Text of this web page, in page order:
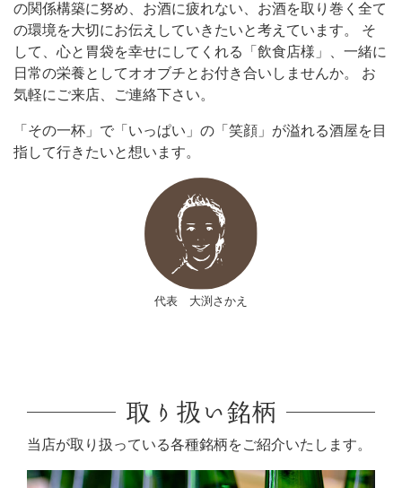
の関係構築に努め、お酒に疲れない、お酒を取り巻く全て
の環境を大切にお伝えしていきたいと考えています。 そ
して、心と胃袋を幸せにしてくれる「飲食店様」、一緒に
日常の栄養としてオオブチとお付き合いしませんか。 お
気軽にご来店、ご連絡下さい。
「その一杯」で「いっぱい」の「笑顔」が溢れる酒屋を目
指して行きたいと想います。
代表 大渕さかえ
取り扱い銘柄
当店が取り扱っている各種銘柄をご紹介いたします。